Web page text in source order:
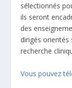
sélectionnés
ils seront
des
dirigés orientés
recherche
Vous pouvez